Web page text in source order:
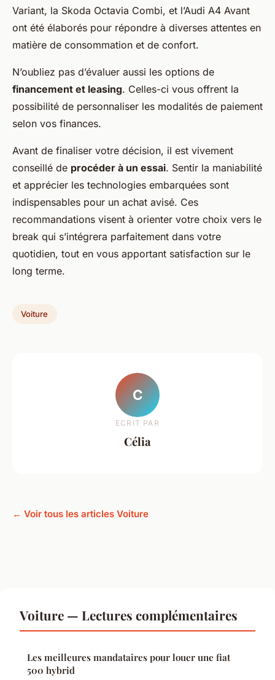
Variant, la Skoda Octavia Combi, et l’Audi A4 Avant
ont été élaborés pour répondre à diverses attentes en
matière de consommation et de confort.
N’oubliez pas d’évaluer aussi les options de
financement et leasing. Celles-ci vous offrent la
possibilité de personnaliser les modalités de paiement
selon vos finances.
Avant de finaliser votre décision, il est vivement
conseillé de procéder à un essai. Sentir la maniabilité
et apprécier les technologies embarquées sont
indispensables pour un achat avisé. Ces
recommandations visent à orienter votre choix vers le
break qui s’intégrera parfaitement dans votre
quotidien, tout en vous apportant satisfaction sur le
long terme.
Voiture
C
ECRIT PAR
Célia
← Voir tous les articles Voiture
Voiture — Lectures complémentaires
Les meilleures mandataires pour louer une fiat
500 hybrid